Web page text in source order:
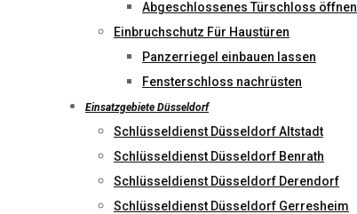
Abgeschlossenes Türschloss öffnen
Einbruchschutz Für Haustüren
Panzerriegel einbauen lassen
Fensterschloss nachrüsten
Einsatzgebiete Düsseldorf
Schlüsseldienst Düsseldorf Altstadt
Schlüsseldienst Düsseldorf Benrath
Schlüsseldienst Düsseldorf Derendorf
Schlüsseldienst Düsseldorf Gerresheim